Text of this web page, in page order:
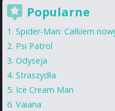
Popularne
Spider-Man: Całkiem
Psi Patrol
Odyseja
Straszydła
Ice Cream Man
Vaiana